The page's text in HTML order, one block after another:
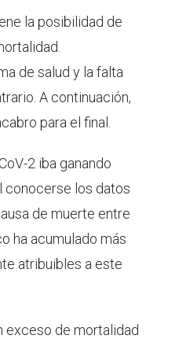
la posibilidad de
de salud y la falta
A continuación,
para el final.
2 iba ganando
conocerse los datos
de muerte entre
ha acumulado más
atribuibles a este
exceso de mortalidad